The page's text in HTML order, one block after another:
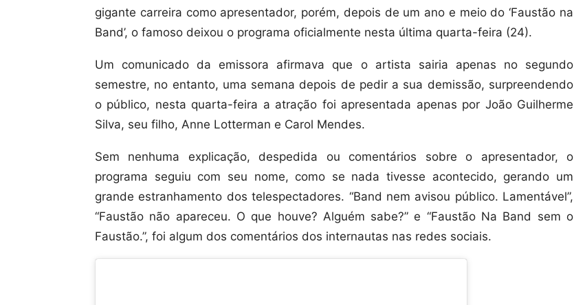
gigante carreira como apresentador, porém, depois de um ano e meio do ‘Faustão na
Band’, o famoso deixou o programa oficialmente nesta última quarta-feira (24).
Um comunicado da emissora afirmava que o artista sairia apenas no segundo
semestre, no entanto, uma semana depois de pedir a sua demissão, surpreendendo
o público, nesta quarta-feira a atração foi apresentada apenas por João Guilherme
Silva, seu filho, Anne Lotterman e Carol Mendes.
Sem nenhuma explicação, despedida ou comentários sobre o apresentador, o
programa seguiu com seu nome, como se nada tivesse acontecido, gerando um
grande estranhamento dos telespectadores. “Band nem avisou público. Lamentável”,
“Faustão não apareceu. O que houve? Alguém sabe?” e “Faustão Na Band sem o
Faustão.”, foi algum dos comentários dos internautas nas redes sociais.